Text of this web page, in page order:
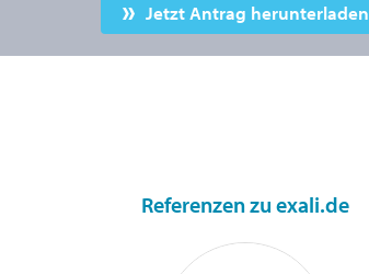
Jetzt Antrag herunterladen
Referenzen zu exali.de